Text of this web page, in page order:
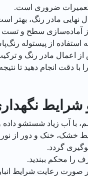
تعمیرات ضروری است.
نهایی مادر رنگ،
آماده‌سازی سطح و تست
استفاده از پیستوله
اعمال مادر رنگ و
با دقت انجام دهید تا
شرایط
آب زیاد شستشو داده
خشک، خنک و دور از نور
گردد.
را محکم ببندید.
انبارداری مناسب تا 30 ماه